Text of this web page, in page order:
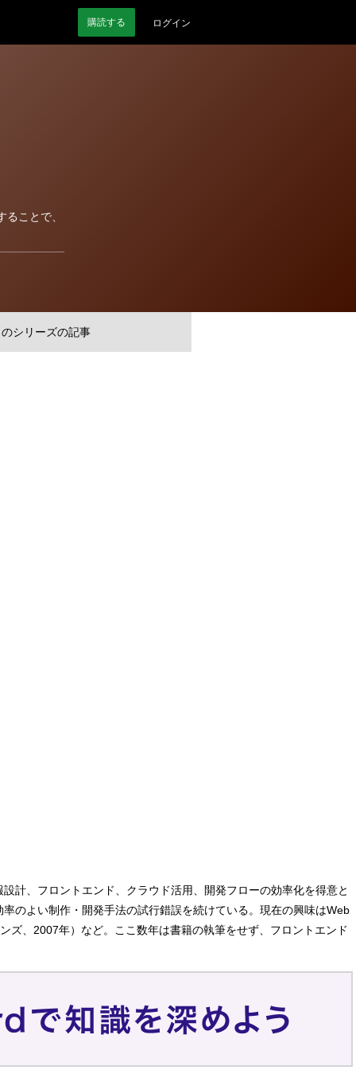
購読する ログイン
ことで、
シリーズの記事
計、フロントエンド、クラウド活用、開発フローの効率化を得意と
のよい制作・開発手法の試行錯誤を続けている。現在の興味はWeb
ズ、2007年）など。ここ数年は書籍の執筆をせず、フロントエンド